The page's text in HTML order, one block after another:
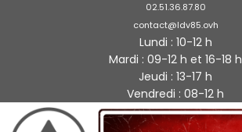
02.51.36.87.80
contact@ldv85.ovh
Lundi : 10-12 h
Mardi : 09-12 h et 16-18 h
Jeudi : 13-17 h
Vendredi : 08-12 h